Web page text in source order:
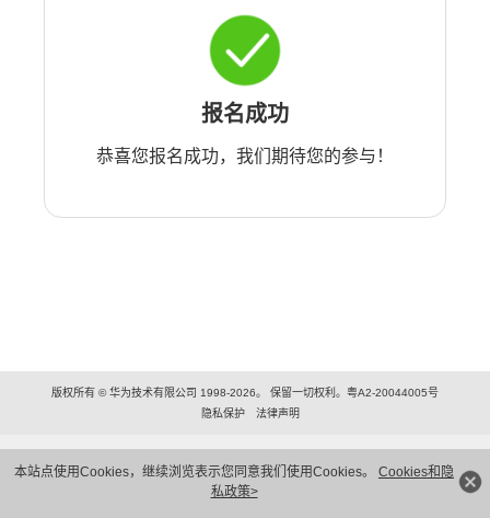
本站点使用Cookies，继续浏览表示您同意我们使用Cookies。 Cookies和隐
私政策>
报名成功
恭喜您报名成功，我们期待您的参与！
版权所有 © 华为技术有限公司 1998-2026。 保留一切权利。粤A2-20044005号
隐私保护
法律声明